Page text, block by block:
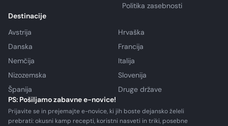
Politika zasebnosti
Destinacije
Avstrija
Hrvaška
Danska
Francija
Nemčija
Italija
Nizozemska
Slovenija
Španija
Druge države
PS: Pošiljamo zabavne e-novice!
Prijavite se in prejemajte e-novice, ki jih boste dejansko želeli
prebrati: okusni kamp recepti, koristni nasveti in triki, posebne